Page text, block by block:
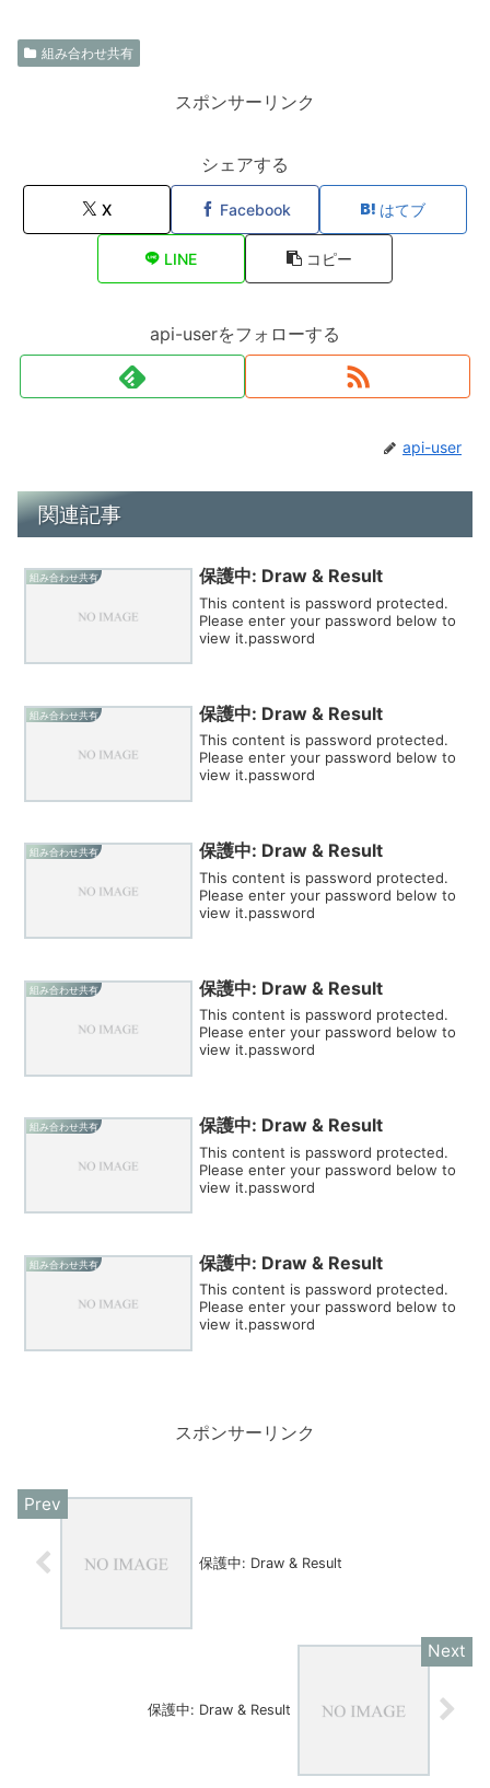
組み合わせ共有
スポンサーリンク
シェアする
X Facebook はてブ
LINE コピー
api-userをフォローする
api-user
関連記事
組み合わせ共有 保護中: Draw & Result
This content is password protected.
Please enter your password below to
view it.password
組み合わせ共有 保護中: Draw & Result
This content is password protected.
Please enter your password below to
view it.password
組み合わせ共有 保護中: Draw & Result
This content is password protected.
Please enter your password below to
view it.password
組み合わせ共有 保護中: Draw & Result
This content is password protected.
Please enter your password below to
view it.password
組み合わせ共有 保護中: Draw & Result
This content is password protected.
Please enter your password below to
view it.password
組み合わせ共有 保護中: Draw & Result
This content is password protected.
Please enter your password below to
view it.password
スポンサーリンク
保護中: Draw & Result
保護中: Draw & Result